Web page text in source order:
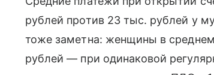
рублей против 23 тыс. рублей у
тоже заметна: женщины в
рублей — при одинаковой